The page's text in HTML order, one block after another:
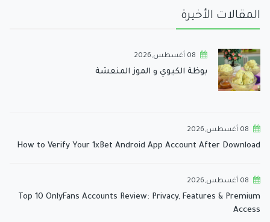
المقالات الأخيرة
08 أغسطس,2026
بوظة الكيوي و الموز المنعشة
08 أغسطس,2026
How to Verify Your 1xBet Android App Account After Download
08 أغسطس,2026
Top 10 OnlyFans Accounts Review: Privacy, Features & Premium
Access